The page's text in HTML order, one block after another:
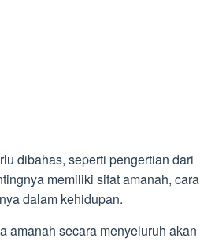
dibahas, seperti pengertian dari
memiliki sifat amanah, cara
dalam kehidupan.
amanah secara menyeluruh akan